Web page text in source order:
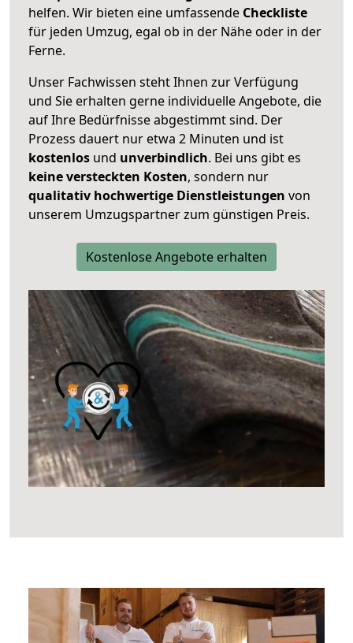
helfen. Wir bieten eine umfassende Checkliste
für jeden Umzug, egal ob in der Nähe oder in der
Ferne.
Unser Fachwissen steht Ihnen zur Verfügung
und Sie erhalten gerne individuelle Angebote, die
auf Ihre Bedürfnisse abgestimmt sind. Der
Prozess dauert nur etwa 2 Minuten und ist
kostenlos und unverbindlich. Bei uns gibt es
keine versteckten Kosten, sondern nur
qualitativ hochwertige Dienstleistungen von
unserem Umzugspartner zum günstigen Preis.
Kostenlose Angebote erhalten